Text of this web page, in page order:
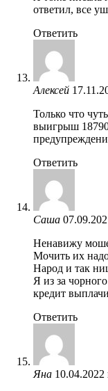
ответил, все
Ответить
Алексей
Только что
выигрыш
Ответить
Саша
Ненавижу
Мочить их
Народ и так
Я из за
кредит
Ответить
Яна 10.04.2022